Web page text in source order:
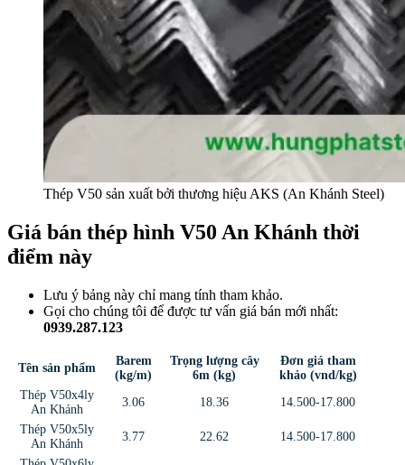
Thép V50 sản xuất bởi thương hiệu AKS (An Khánh Steel)
Giá bán thép hình V50 An Khánh thời
điểm này
Lưu ý bảng này chỉ mang tính tham khảo.
Gọi cho chúng tôi để được tư vấn giá bán mới nhất:
0939.287.123
Tên sản phẩm
Barem
(kg/m)
Trọng lượng cây
6m (kg)
Đơn giá tham
khảo (vnd/kg)
Thép V50x4ly
An Khánh
3.06 18.36
14.500-17.800
Thép V50x5ly
An Khánh
3.77 22.62
14.500-17.800